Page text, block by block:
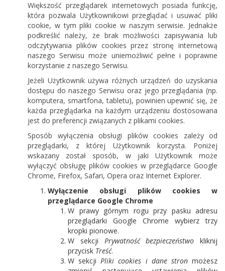
Większość przeglądarek internetowych posiada funkcję,
która pozwala Użytkownikowi przeglądać i usuwać pliki
cookie, w tym pliki cookie w naszym serwisie. Jednakże
podkreślić należy, że brak możliwości zapisywania lub
odczytywania plików cookies przez stronę internetową
naszego Serwisu może uniemożliwić pełne i poprawne
korzystanie z naszego Serwisu.
Jeżeli Użytkownik używa różnych urządzeń do uzyskania
dostępu do naszego Serwisu oraz jego przeglądania (np.
komputera, smartfona, tabletu), powinien upewnić się, że
każda przeglądarka na każdym urządzeniu dostosowana
jest do preferencji związanych z plikami cookies.
Sposób wyłączenia obsługi plików cookies zależy od
przeglądarki, z której Użytkownik korzysta. Poniżej
wskazany został sposób, w jaki Użytkownik może
wyłączyć obsługę plików cookies w przeglądarce Google
Chrome, Firefox, Safari, Opera oraz Internet Explorer.
Wyłączenie obsługi plików cookies w
przeglądarce Google Chrome
W prawy górnym rogu przy pasku adresu
przeglądarki Google Chrome wybierz trzy
kropki pionowe.
W sekcji Prywatność bezpieczeństwo kliknij
przycisk Treść.
W sekcjiPliki cookies i dane stronmożesz